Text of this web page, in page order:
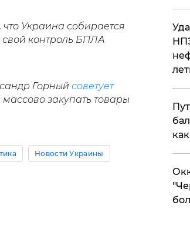
, что Украина собирается
свой контроль БПЛА
Горный советует
закупать товары
Новости Украины